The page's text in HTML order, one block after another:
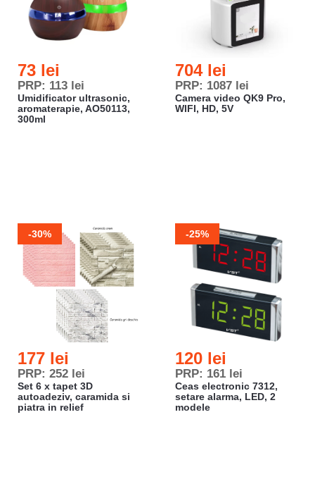
73 lei
PRP: 113 lei
Umidificator ultrasonic,
aromaterapie, AO50113,
300ml
704 lei
PRP: 1087 lei
Camera video QK9 Pro,
WIFI, HD, 5V
-30%
177 lei
PRP: 252 lei
Set 6 x tapet 3D
autoadeziv, caramida si
piatra in relief
-25%
120 lei
PRP: 161 lei
Ceas electronic 7312,
setare alarma, LED, 2
modele